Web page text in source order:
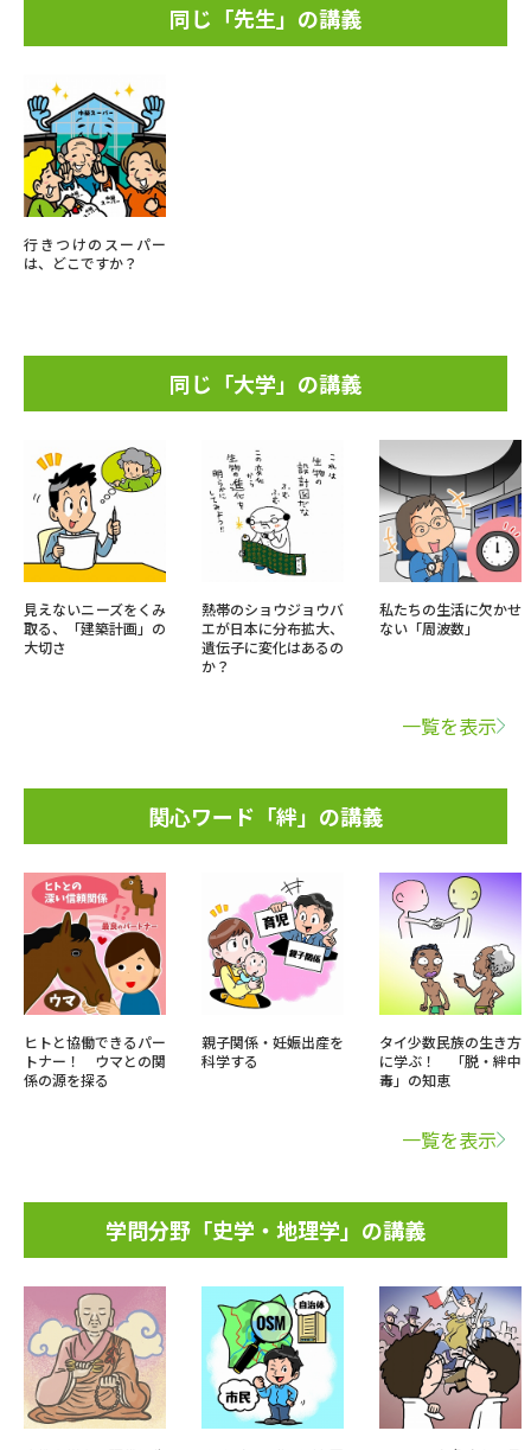
同じ「先生」の講義
行きつけのスーパー
は、どこですか？
同じ「大学」の講義
見えないニーズをくみ
取る、「建築計画」の
大切さ
熱帯のショウジョウバ
エが日本に分布拡大、
遺伝子に変化はあるの
か？
私たちの生活に欠かせ
ない「周波数」
一覧を表示
関心ワード「絆」の講義
ヒトと協働できるパー
トナー！ ウマとの関
係の源を探る
親子関係・妊娠出産を
科学する
タイ少数民族の生き方
に学ぶ！ 「脱・絆中
毒」の知恵
一覧を表示
学問分野「史学・地理学」の講義